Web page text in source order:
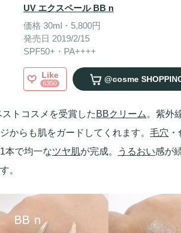
UV エクスペール BB n
価格 30ml・5,800円
発売日 2019/2/15
SPF50+・PA++++
Like
6350 @cosme
トコスメを受賞した BBクリーム 。紫外
からも肌をガードしてくれます。 毛穴
本で均一なツヤ肌が完成。 うるおい感が
。